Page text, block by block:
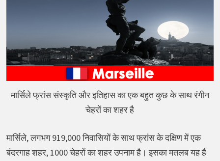
मार्सिले फ्रांस संस्कृति और इतिहास का एक बहुत कुछ के साथ रंगीन
चेहरों का शहर है
मार्सिले, लगभग 919,000 निवासियों के साथ फ्रांस के दक्षिण में एक
बंदरगाह शहर, 1000 चेहरों का शहर उपनाम है। इसका मतलब यह है